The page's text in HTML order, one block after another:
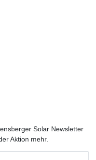
Solar Newsletter
Aktion mehr.